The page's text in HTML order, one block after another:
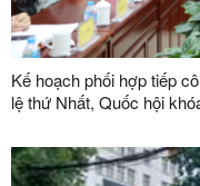
Kế hoạch phối hợp tiếp công dân phục
lệ thứ Nhất, Quốc hội